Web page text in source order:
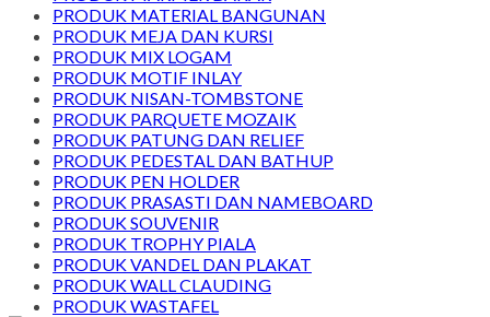
PRODUK MATERIAL BANGUNAN
PRODUK MEJA DAN KURSI
PRODUK MIX LOGAM
PRODUK MOTIF INLAY
PRODUK NISAN-TOMBSTONE
PRODUK PARQUETE MOZAIK
PRODUK PATUNG DAN RELIEF
PRODUK PEDESTAL DAN BATHUP
PRODUK PEN HOLDER
PRODUK PRASASTI DAN NAMEBOARD
PRODUK SOUVENIR
PRODUK TROPHY PIALA
PRODUK VANDEL DAN PLAKAT
PRODUK WALL CLAUDING
PRODUK WASTAFEL